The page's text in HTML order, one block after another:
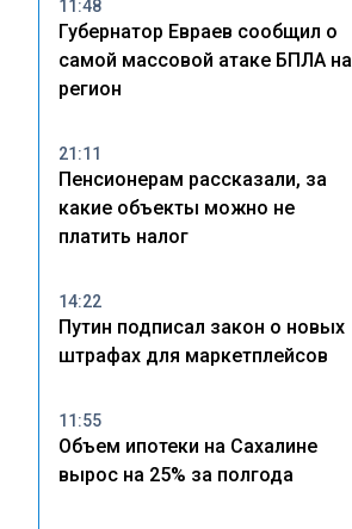
11:48
Губернатор Евраев сообщил о
самой массовой атаке БПЛА на
регион
21:11
Пенсионерам рассказали, за
какие объекты можно не
платить налог
14:22
Путин подписал закон о новых
штрафах для маркетплейсов
11:55
Объем ипотеки на Сахалине
вырос на 25% за полгода